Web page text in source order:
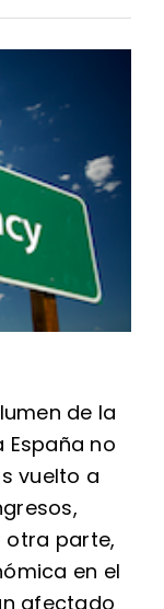
de la
no
vuelto a
otra parte,
en el
afectado